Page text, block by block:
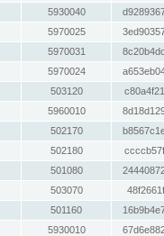
5930040
5970025
5970031
5970024
503120
5960010
502170
502180
501080
503070
501160
5930010